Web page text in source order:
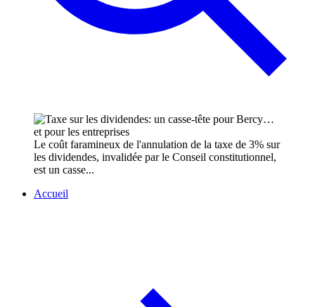
Le coût faramineux de l'annulation de la taxe de 3% sur
les dividendes, invalidée par le Conseil constitutionnel,
est un casse...
Accueil